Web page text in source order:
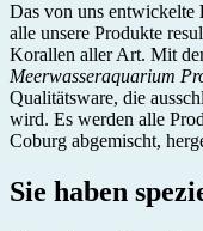
Das von uns entwickelte
alle unsere Produkte
Korallen aller Art. Mit
Meerwasseraquarium
Qualitätsware, die
wird. Es werden alle
Coburg abgemischt,
Sie haben